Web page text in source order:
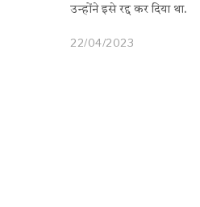
उन्होंने इसे रद्द कर दिया था.
22/04/2023